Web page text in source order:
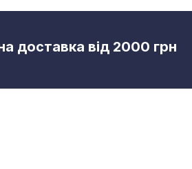
доставка від 2000 грн